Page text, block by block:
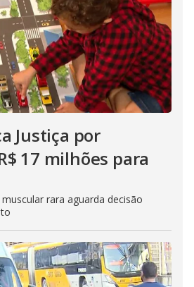
Justiça por
17 milhões para
rara aguarda decisão